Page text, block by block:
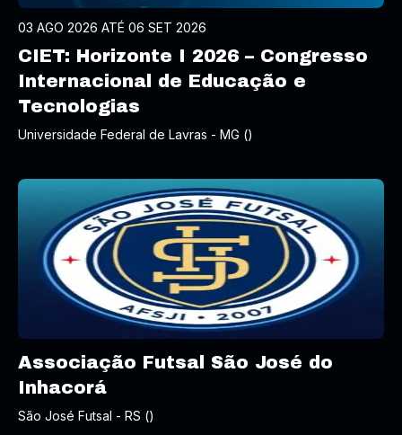
03 AGO 2026 ATÉ 06 SET 2026
CIET: Horizonte I 2026 – Congresso
Internacional de Educação e
Tecnologias
Universidade Federal de Lavras - MG ()
Associação Futsal São José do
Inhacorá
São José Futsal - RS ()